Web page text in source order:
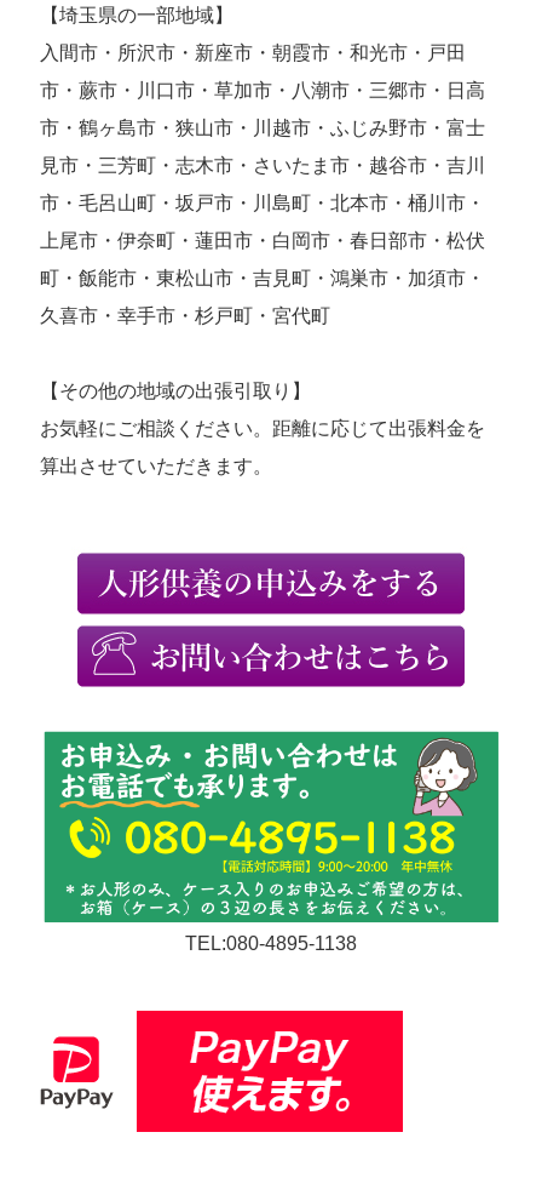
【埼玉県の一部地域】
入間市・所沢市・新座市・朝霞市・和光市・戸田
市・蕨市・川口市・草加市・八潮市・三郷市・日高
市・鶴ヶ島市・狭山市・川越市・ふじみ野市・富士
見市・三芳町・志木市・さいたま市・越谷市・吉川
市・毛呂山町・坂戸市・川島町・北本市・桶川市・
上尾市・伊奈町・蓮田市・白岡市・春日部市・松伏
町・飯能市・東松山市・吉見町・鴻巣市・加須市・
久喜市・幸手市・杉戸町・宮代町
【その他の地域の出張引取り】
お気軽にご相談ください。距離に応じて出張料金を
算出させていただきます。
TEL:080-4895-1138